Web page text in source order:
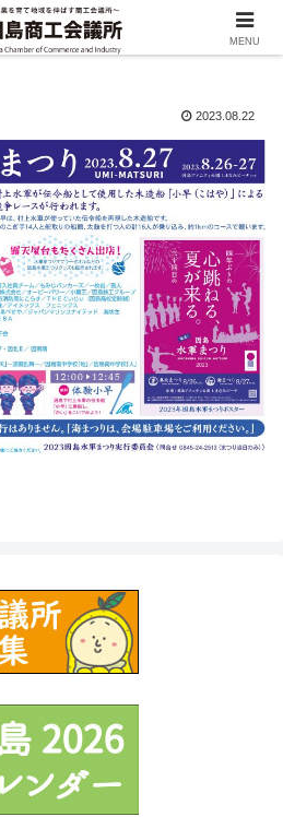
2023.08.22
MENU